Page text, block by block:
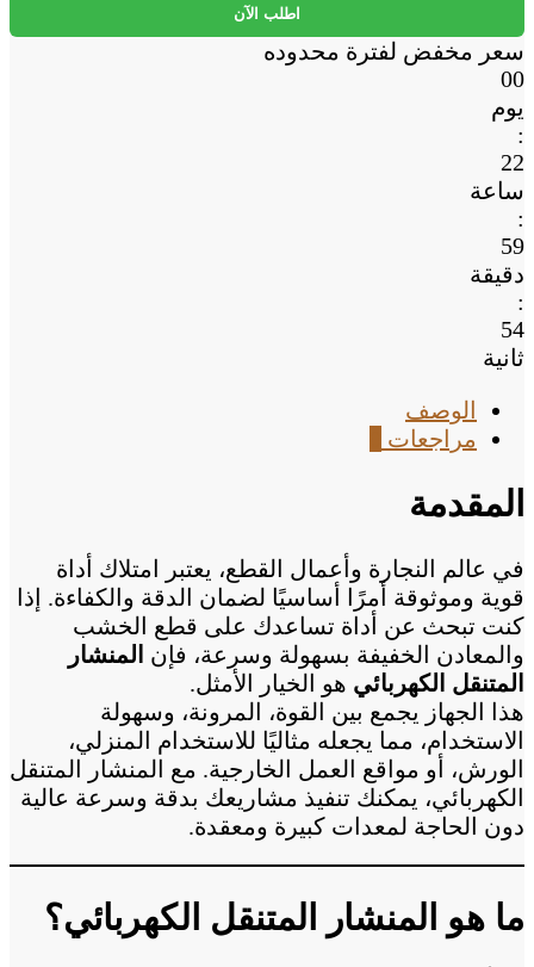
اطلب الآن
سعر مخفض لفترة محدوده
00
يوم
:
22
ساعة
:
59
دقيقة
:
53
ثانية
الوصف
مراجعات
المقدمة
في عالم النجارة وأعمال القطع، يعتبر امتلاك أداة
قوية وموثوقة أمرًا أساسيًا لضمان الدقة والكفاءة. إذا
كنت تبحث عن أداة تساعدك على قطع الخشب
والمعادن الخفيفة بسهولة وسرعة، فإن المنشار
المتنقل الكهربائي هو الخيار الأمثل.
هذا الجهاز يجمع بين القوة، المرونة، وسهولة
الاستخدام، مما يجعله مثاليًا للاستخدام المنزلي،
الورش، أو مواقع العمل الخارجية. مع المنشار المتنقل
الكهربائي، يمكنك تنفيذ مشاريعك بدقة وسرعة عالية
دون الحاجة لمعدات كبيرة ومعقدة.
ما هو المنشار المتنقل الكهربائي؟